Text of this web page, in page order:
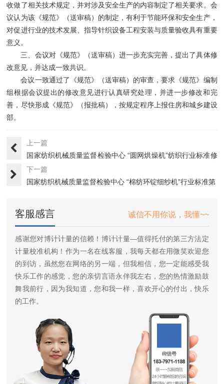
收做了相关技术规定，并对涉及安全生产的内容制定了相关要求。会
议认为该《规范》（送审稿）的制定，有利于节能环保和安全生产，
对促进行业的技术发展、指导针织设备工程安装与质量验收具有重要
意义。
三、会议对《规范》（送审稿）进一步充实完善，提出了具体修
改意见，并达成一致共识。
会议一致通过了《规范》（送审稿）的审查，要求《规范》编制
组根据会议提出的修改意见进行认真研究处理，并进一步修改和完
善，尽快形成《规范》（报批稿），按规定程序上报住房和城乡建设
部。
上一篇
国家纺织机械质量监督检验中心 “圆网烘燥机”纺织行业标准修
订···
下一篇
国家纺织机械质量监督检验中心 “棉纺环锭细纱机”行业标准第
客服感言 诚信不用你说，我懂~~
感谢您对博计计量的信赖！博计计量—值得托付的第三方法定
计量校准机构！作为一名在线客服，我每天都在用微笑欢迎您
的到访，虽然您在网络的另一端，但我相信，您一定能感受我
快乐工作的感觉，您的亲切言语永伴我左右，您的热情激励鼓
舞我前行，因为我知道，您和我一样，喜欢开心的付出，快乐
的工作。